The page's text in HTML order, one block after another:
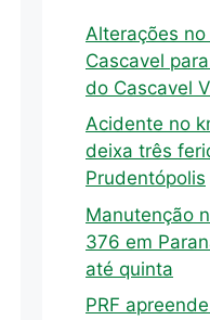
Alterações
Cascavel
do Cascavel
Acidente no
deixa três
Prudentópolis
Manutenção
376 em
até quinta
PRF